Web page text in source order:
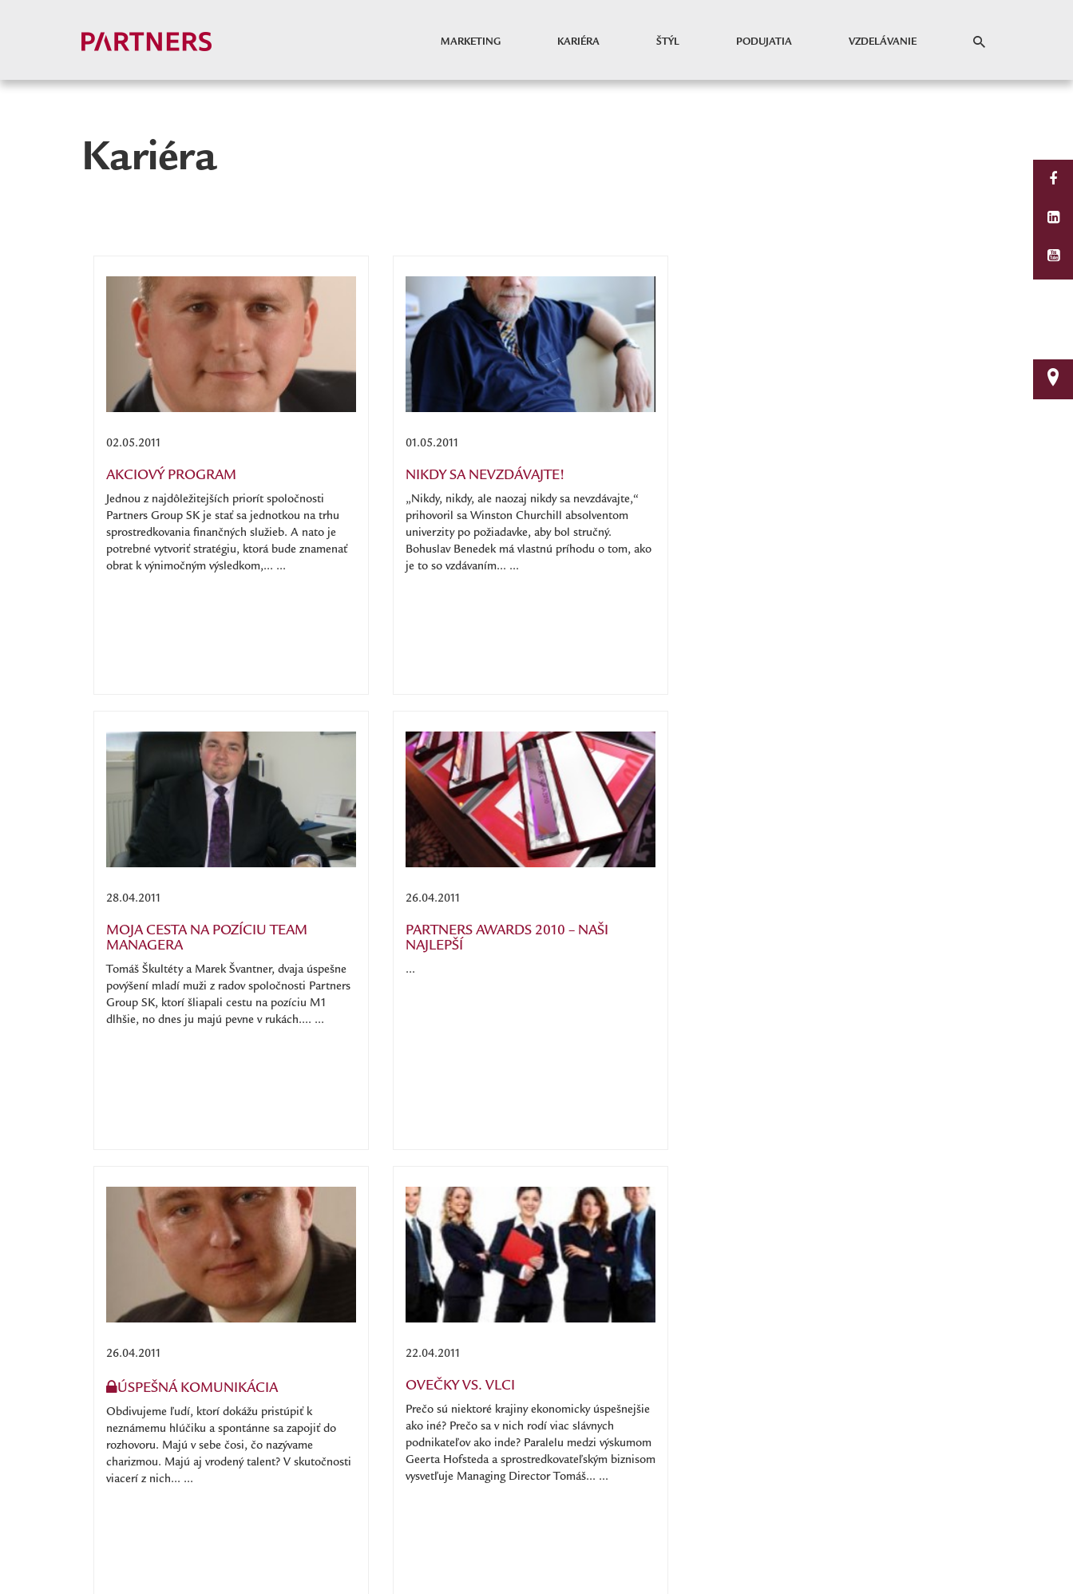
MARKETING KARIÉRA ŠTÝL PODUJATIA VZDELÁVANIE
Kariéra
02.05.2011
AKCIOVÝ PROGRAM
Jednou z najdôležitejších priorít spoločnosti
Partners Group SK je stať sa jednotkou na trhu
sprostredkovania finančných služieb. A nato je
potrebné vytvoriť stratégiu, ktorá bude znamenať
obrat k výnimočným výsledkom,... ...
01.05.2011
NIKDY SA NEVZDÁVAJTE!
„Nikdy, nikdy, ale naozaj nikdy sa nevzdávajte,“
prihovoril sa Winston Churchill absolventom
univerzity po požiadavke, aby bol stručný.
Bohuslav Benedek má vlastnú príhodu o tom, ako
je to so vzdávaním... ...
28.04.2011
MOJA CESTA NA POZÍCIU TEAM
MANAGERA
Tomáš Škultéty a Marek Švantner, dvaja úspešne
povýšení mladí muži z radov spoločnosti Partners
Group SK, ktorí šliapali cestu na pozíciu M1
dlhšie, no dnes ju majú pevne v rukách.... ...
26.04.2011
PARTNERS AWARDS 2010 – NAŠI
NAJLEPŠÍ
...
26.04.2011
ÚSPEŠNÁ KOMUNIKÁCIA
Obdivujeme ľudí, ktorí dokážu pristúpiť k
neznámemu hlúčiku a spontánne sa zapojiť do
rozhovoru. Majú v sebe čosi, čo nazývame
charizmou. Majú aj vrodený talent? V skutočnosti
viacerí z nich... ...
22.04.2011
OVEČKY VS. VLCI
Prečo sú niektoré krajiny ekonomicky úspešnejšie
ako iné? Prečo sa v nich rodí viac slávnych
podnikateľov ako inde? Paralelu medzi výskumom
Geerta Hofsteda a sprostredkovateľským biznisom
vysvetľuje Managing Director Tomáš... ...